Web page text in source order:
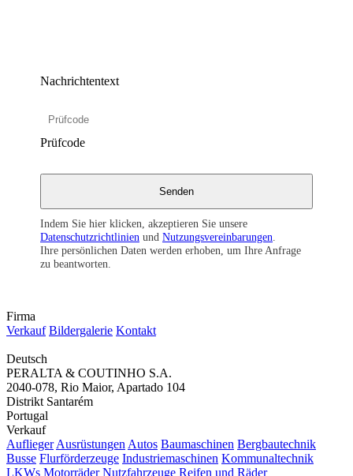
Nachrichtentext
Prüfcode
Indem Sie hier klicken, akzeptieren Sie unsere
Datenschutzrichtlinien und Nutzungsvereinbarungen
Ihre persönlichen Daten werden erhoben, um Ihre Anfrage
zu beantworten.
Firma
Verkauf Bildergalerie Kontakt
Deutsch
PERALTA & COUTINHO S.A.
2040-078, Rio Maior, Apartado 104
Distrikt Santarém
Portugal
Verkauf
Auflieger Ausrüstungen Autos Baumaschinen Bergbautechnik
Busse Flurförderzeuge Industriemaschinen Kommunaltechnik
LKWs Motorräder Nutzfahrzeuge Reifen und Räder